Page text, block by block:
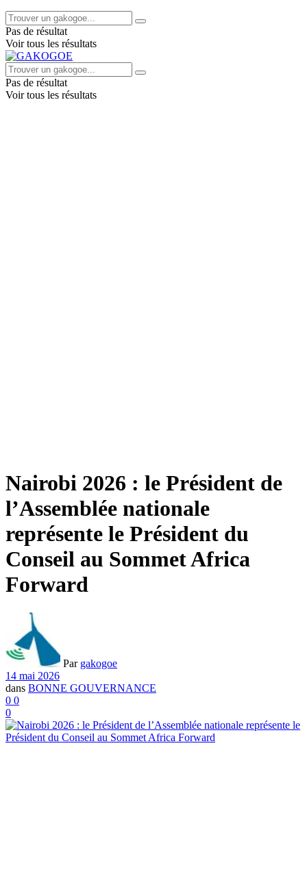
Pas de résultat
Voir tous les résultats
Pas de résultat
Voir tous les résultats
Nairobi 2026 : le Président de
l’Assemblée nationale
représente le Président du
Conseil au Sommet Africa
Forward
Par gakogoe
14 mai 2026
dans BONNE GOUVERNANCE
0 0
0